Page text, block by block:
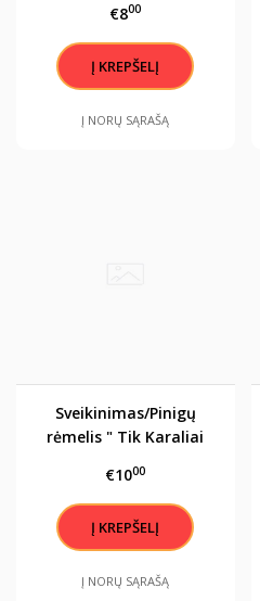
€800
Į NORŲ SĄRAŠĄ
Sveikinimas/Pinigų
rėmelis " Tik Karaliai
€1000
Į NORŲ SĄRAŠĄ